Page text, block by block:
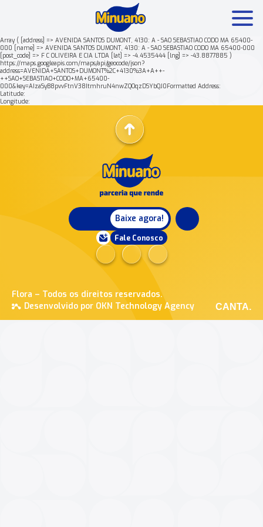
Array ( [address] => AVENIDA SANTOS DUMONT, 4130: A - SAO SEBASTIAO CODO MA 65400-
000 [name] => AVENIDA SANTOS DUMONT, 4130: A - SAO SEBASTIAO CODO MA 65400-000
[post_code] => F C OLIVEIRA E CIA LTDA [lat] => -4.4535444 [lng] => -43.8877885 )
https://maps.googleapis.com/maps/api/geocode/json?
address=AVENIDA+SANTOS+DUMONT%2C+4130%3A+A++-
++SAO+SEBASTIAO+CODO+MA+65400-
000&key=AIzaSyB8pvvFtnV38ItmhruN4nwZQOqzDSYbQJ0Formatted Address:
Latitude:
Longitude:
Baixe agora!
Fale Conosco
Flora – Todos os direitos reservados.
Desenvolvido por OKN Technology Agency
CANTA.
Mais buscados: Produtos Minuano Rende +
Nossa história